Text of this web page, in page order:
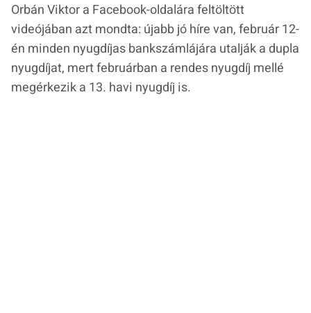
Orbán Viktor a Facebook-oldalára feltöltött
videójában azt mondta: újabb jó híre van, február 12-
én minden nyugdíjas bankszámlájára utalják a dupla
nyugdíjat, mert februárban a rendes nyugdíj mellé
megérkezik a 13. havi nyugdíj is.